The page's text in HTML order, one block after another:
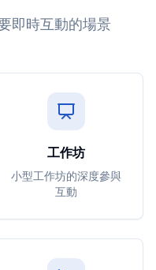
即時互動的場景
工作坊
小型工作坊的深度參與
互動